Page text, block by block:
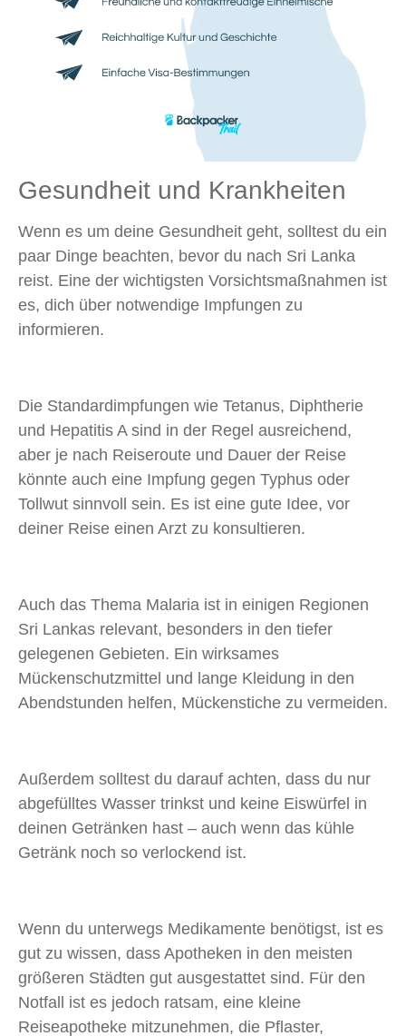
Gesundheit und Krankheiten
Wenn es um deine Gesundheit geht, solltest du ein
paar Dinge beachten, bevor du nach Sri Lanka
reist. Eine der wichtigsten Vorsichtsmaßnahmen ist
es, dich über notwendige Impfungen zu
informieren.
Die Standardimpfungen wie Tetanus, Diphtherie
und Hepatitis A sind in der Regel ausreichend,
aber je nach Reiseroute und Dauer der Reise
könnte auch eine Impfung gegen Typhus oder
Tollwut sinnvoll sein. Es ist eine gute Idee, vor
deiner Reise einen Arzt zu konsultieren.
Auch das Thema Malaria ist in einigen Regionen
Sri Lankas relevant, besonders in den tiefer
gelegenen Gebieten. Ein wirksames
Mückenschutzmittel und lange Kleidung in den
Abendstunden helfen, Mückenstiche zu vermeiden.
Außerdem solltest du darauf achten, dass du nur
abgefülltes Wasser trinkst und keine Eiswürfel in
deinen Getränken hast – auch wenn das kühle
Getränk noch so verlockend ist.
Wenn du unterwegs Medikamente benötigst, ist es
gut zu wissen, dass Apotheken in den meisten
größeren Städten gut ausgestattet sind. Für den
Notfall ist es jedoch ratsam, eine kleine
Reiseapotheke mitzunehmen, die Pflaster,